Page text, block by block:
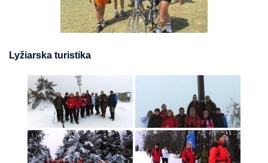
Lyžiarska turistika